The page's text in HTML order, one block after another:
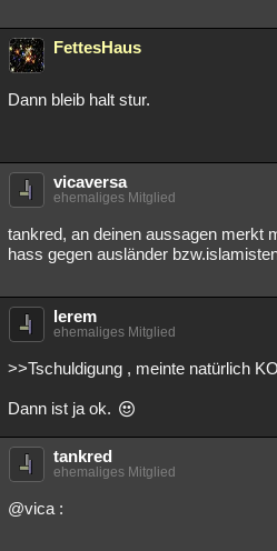
FettesHaus
Dann bleib halt stur.
vicaversa
ehemaliges Mitglied
tankred, an deinen aussagen merkt
hass gegen ausländer
lerem
ehemaliges Mitglied
>>Tschuldigung , meinte natürlich
Dann ist ja ok.
tankred
ehemaliges Mitglied
@vica :